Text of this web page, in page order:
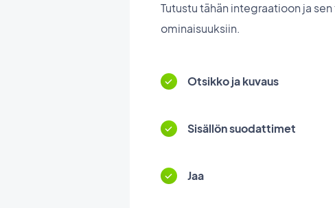
Tutustu tähän integraatioon ja
ominaisuuksiin.
Otsikko ja kuvaus
Sisällön suodattimet
Jaa